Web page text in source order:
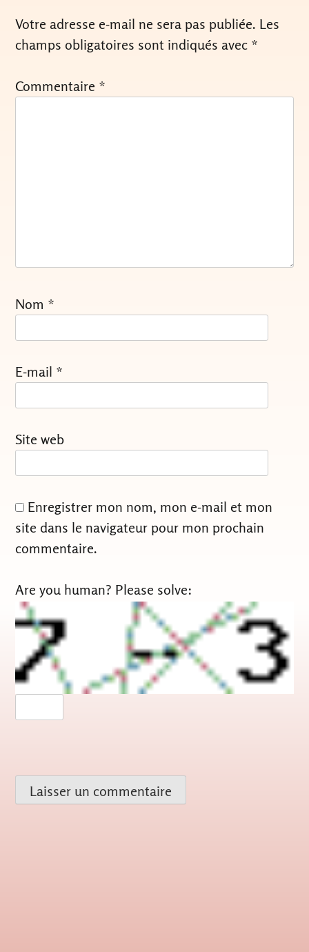
Votre adresse e-mail ne sera pas publiée. Les
champs obligatoires sont indiqués avec *
Commentaire *
Nom *
E-mail *
Site web
Enregistrer mon nom, mon e-mail et mon
site dans le navigateur pour mon prochain
commentaire.
Are you human? Please solve: